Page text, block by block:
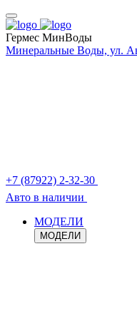
Гермес МинВоды
Минеральные Воды, ул.
+7 (87922) 2-32-30
Авто в наличии
МОДЕЛИ
МОДЕЛИ